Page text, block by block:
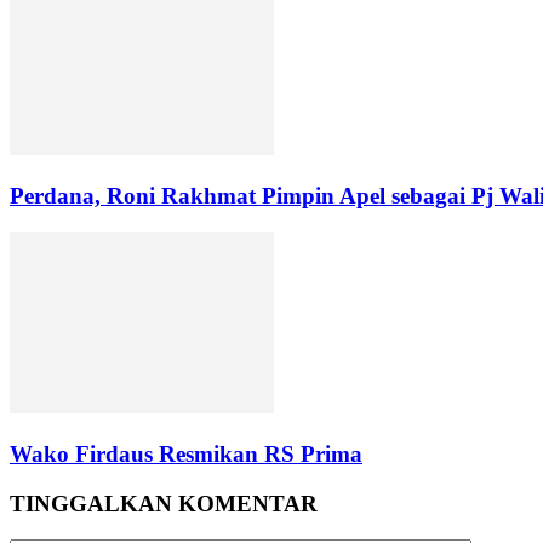
Perdana, Roni Rakhmat Pimpin Apel sebagai Pj
Wako Firdaus Resmikan RS Prima
TINGGALKAN KOMENTAR